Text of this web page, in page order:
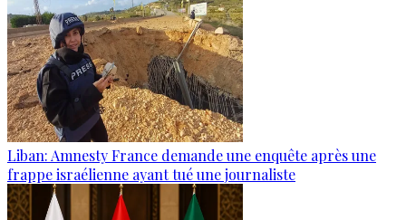
Liban: Amnesty France demande une enquête après une
frappe israélienne ayant tué une journaliste